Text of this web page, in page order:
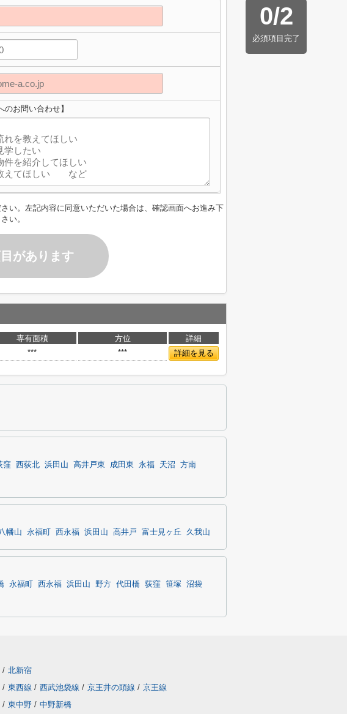
0/2
必須項目完了
のお問い合わせ】
い。左記内容に同意いただいた場合は、確認画面へお進み下
さい。
があります
専有面積 方位
詳細
*** *** 詳細を見る
窪 西荻北 浜田山 高井戸東 成田東 永福 天沼
方南
幡山 永福町 西永福 浜田山 高井戸 富士見ヶ丘 久我山
永福町 西永福 浜田山 野方 代田橋 荻窪 笹塚 沼袋
/ 北新宿
/ 東西線 / 西武池袋線 / 京王井の頭線 / 京王線
/ 東中野 / 中野新橋